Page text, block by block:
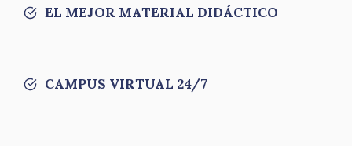
EL MEJOR MATERIAL DIDÁCTICO
CAMPUS VIRTUAL 24/7